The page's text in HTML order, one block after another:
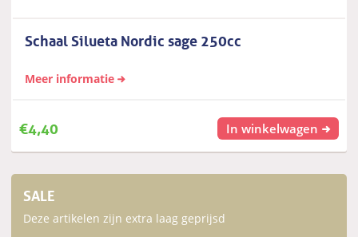
Schaal Silueta Nordic sage 250cc
Meer informatie
€4,40 In winkelwagen
SALE
Deze artikelen zijn extra laag geprijsd